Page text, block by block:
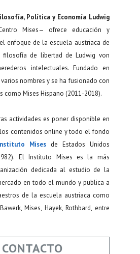
Política y Economía Ludwig
Mises— ofrece educación y
enfoque de la escuela austriaca de
de libertad de Ludwig von
intelectuales. Fundado en
nombres y se ha fusionado con
como Mises Hispano (2011-2018).
actividades es poner disponible en
contenidos online y todo el fondo
Mises de Estados Unidos
El Instituto Mises es la más
dedicada al estudio de la
en todo el mundo y publica a
de la escuela austriaca como
Mises, Hayek, Rothbard, entre
CONTACTO